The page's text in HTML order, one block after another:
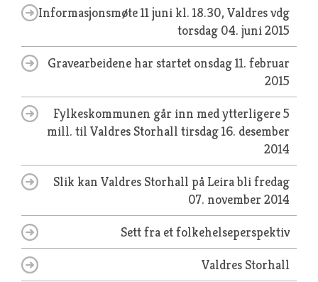
Informasjonsmøte 11 juni kl. 18.30, Valdres vdg
torsdag 04. juni 2015
Gravearbeidene har startet onsdag 11. februar
2015
Fylkeskommunen går inn med ytterligere 5
mill. til Valdres Storhall tirsdag 16. desember
2014
Slik kan Valdres Storhall på Leira blifredag
07. november 2014
Sett fra et folkehelseperspektiv
Valdres Storhall